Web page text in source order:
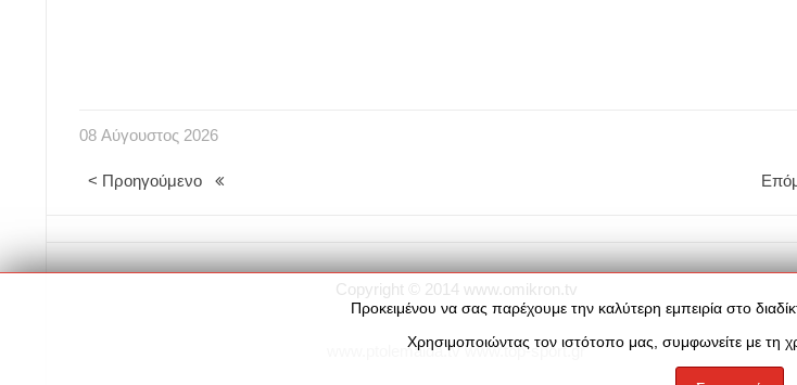
08 Αύγουστος 2026
< Προηγούμενο
Προκειμένου να σας παρέχουμε την καλύτερη εμπειρία στο
Χρησιμοποιώντας τον ιστότοπο μας, συμφωνείτε με τη
Copyright © 2014 www.omikron.tv
www.ptolemaida.tv www.top-sport.gr